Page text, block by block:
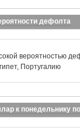
дефолта
вероятностью
Португалию
к понедельнику